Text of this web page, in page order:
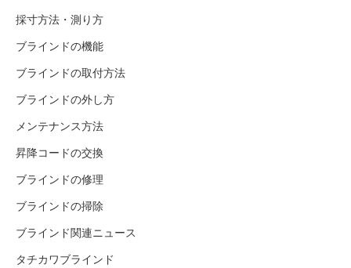
採寸方法・測り方
ブラインドの機能
ブラインドの取付方法
ブラインドの外し方
メンテナンス方法
昇降コードの交換
ブラインドの修理
ブラインドの掃除
ブラインド関連ニュース
タチカワブラインド